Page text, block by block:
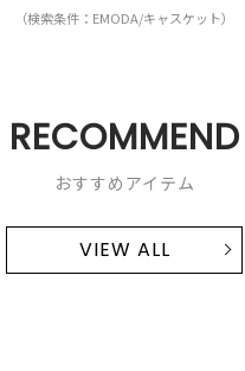
（検索条件：EMODA/キャスケット）
RECOMMEND
おすすめアイテム
VIEW ALL